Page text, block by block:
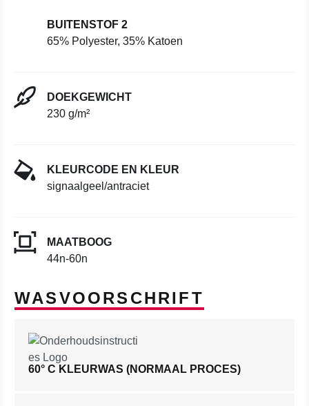
BUITENSTOF 2
65% Polyester, 35% Katoen
DOEKGEWICHT
230 g/m²
KLEURCODE EN KLEUR
signaalgeel/antraciet
MAATBOOG
44n-60n
WASVOORSCHRIFT
60° C KLEURWAS (NORMAAL PROCES)